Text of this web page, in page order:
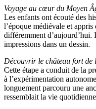
Voyage au cœur du Moyen
Les enfants ont écouté des
l’époque médiévale et
différemment d’aujourd’hui.
impressions dans un dessin.
Découvrir le château fort de
Cette étape a conduit de la
à l’expérimentation
longuement parcouru une
ressemblait la vie